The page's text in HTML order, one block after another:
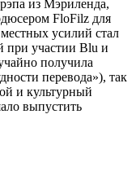
из Мэриленда,
FloFilz для
усилий стал
при участии Blu и
получила
перевода»), так
и культурный
выпустить